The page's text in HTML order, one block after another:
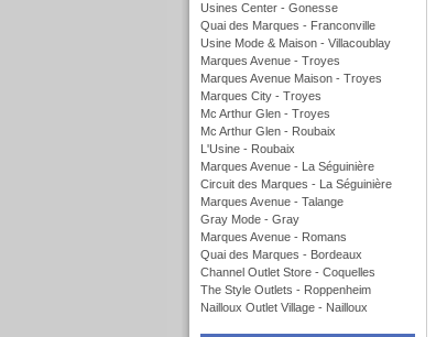
Usines Center - Gonesse
Quai des Marques - Franconville
Usine Mode & Maison - Villacoublay
Marques Avenue - Troyes
Marques Avenue Maison - Troyes
Marques City - Troyes
Mc Arthur Glen - Troyes
Mc Arthur Glen - Roubaix
L'Usine - Roubaix
Marques Avenue - La Séguinière
Circuit des Marques - La Séguinière
Marques Avenue - Talange
Gray Mode - Gray
Marques Avenue - Romans
Quai des Marques - Bordeaux
Channel Outlet Store - Coquelles
The Style Outlets - Roppenheim
Nailloux Outlet Village - Nailloux